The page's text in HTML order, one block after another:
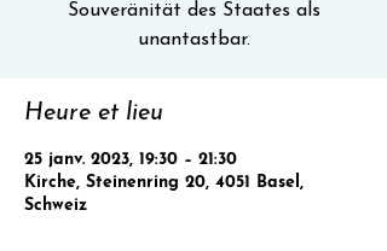
Souveränität des Staates als
unantastbar.
Heure et lieu
25 janv. 2023, 19:30 – 21:30
Kirche, Steinenring 20, 4051 Basel,
Schweiz